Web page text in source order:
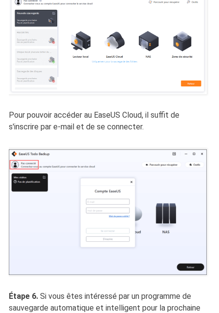
Pour pouvoir accéder au EaseUS Cloud, il suffit de
s'inscrire par e-mail et de se connecter.
Étape 6.Si vous êtes intéressé par un programme de
sauvegarde automatique et intelligent pour la prochaine